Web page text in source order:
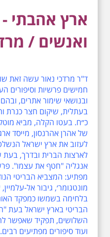
ארץ אהבתי
ואנשים /
ד"ר מרדכי נאור עשה זאת
חמישים פרשיות וסיפורים
ובנושאי שימור אתרים,
בעתלית, שיקום חצר כנרת
כ״ח. בעטו הקלה, מביא
של אהרן אהרנסון, מייסד
לעזוב את ארץ ישראל
לארצות הברית ובדרך,
אנגליה "חטף את עצמו".
מפתיע: המצביא הבריטי
מונטגומר׳, גיבור אל-
בלחימה בשמשו כמפקד
הבריטי בארץ ישראל בעת
השלושים, תפקיד שאפשר
ועוד סיפורים מפתיעים רבים.